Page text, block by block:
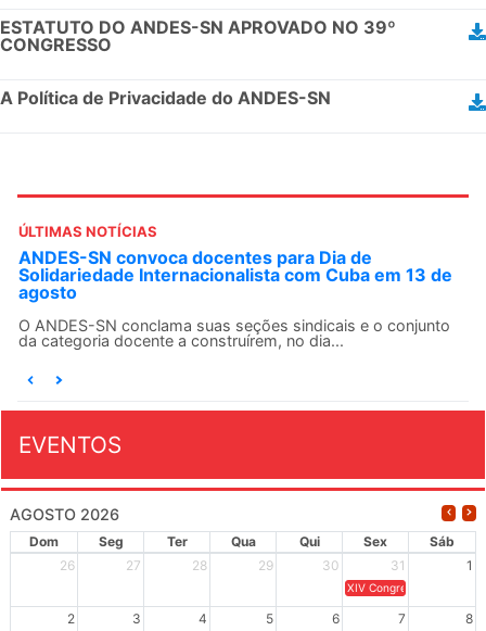
ESTATUTO DO ANDES-SN APROVADO NO 39º
CONGRESSO
A Política de Privacidade do ANDES-SN
ÚLTIMAS NOTÍCIAS
ANDES-SN convoca docentes para Dia de
Solidariedade Internacionalista com Cuba em 13 de
agosto
O ANDES-SN conclama suas seções sindicais e o conjunto
da categoria docente a construírem, no dia...
EVENTOS
AGOSTO 2026
Dom Seg Ter Qua Qui Sex
Sáb
26
27 28 29 30 31 1
XIV Congresso Brasileiro
2 3 4 5 6 7 8